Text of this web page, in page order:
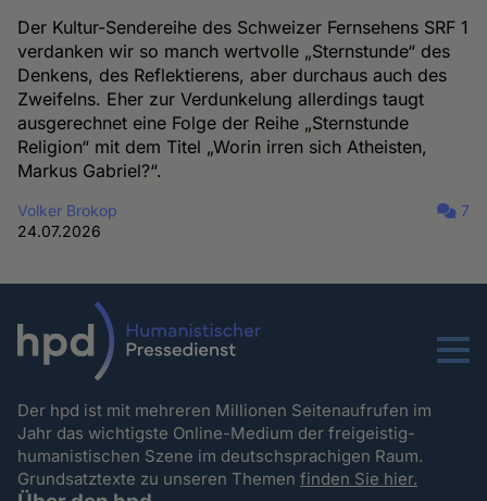
Der Kultur-Sendereihe des Schweizer Fernsehens SRF 1
verdanken wir so manch wertvolle „Sternstunde“ des
Denkens, des Reflektierens, aber durchaus auch des
Zweifelns. Eher zur Verdunkelung allerdings taugt
ausgerechnet eine Folge der Reihe „Sternstunde
Religion“ mit dem Titel „Worin irren sich Atheisten,
Markus Gabriel?“.
Volker Brokop
24.07.2026
7
Menu
Der hpd ist mit mehreren Millionen Seitenaufrufen im
Jahr das wichtigste Online-Medium der freigeistig-
humanistischen Szene im deutschsprachigen Raum.
Grundsatztexte zu unseren Themenfinden Sie hier.